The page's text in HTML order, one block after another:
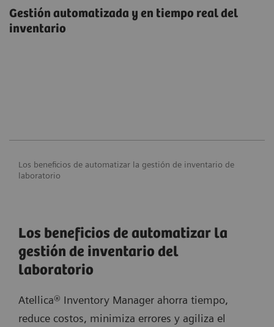
Gestión automatizada y en tiempo real del
inventario
Los beneficios de automatizar la gestión de inventario de
laboratorio
Los beneficios de automatizar la
gestión de inventario del
laboratorio
Atellica® Inventory Manager ahorra tiempo,
reduce costos, minimiza errores y agiliza el